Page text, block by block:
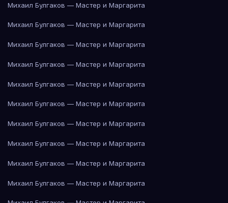
Михаил Булгаков — Мастер и Маргарита
Михаил Булгаков — Мастер и Маргарита
Михаил Булгаков — Мастер и Маргарита
Михаил Булгаков — Мастер и Маргарита
Михаил Булгаков — Мастер и Маргарита
Михаил Булгаков — Мастер и Маргарита
Михаил Булгаков — Мастер и Маргарита
Михаил Булгаков — Мастер и Маргарита
Михаил Булгаков — Мастер и Маргарита
Михаил Булгаков — Мастер и Маргарита